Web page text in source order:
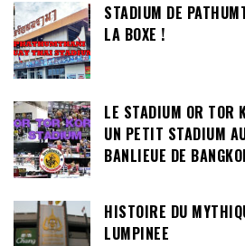
STADIUM DE
LA BOXE !
LE STADIUM OR TOR
UN PETIT STADIUM
BANLIEUE DE
HISTOIRE DU
LUMPINEE